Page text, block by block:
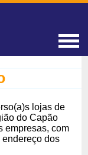
lojas de
do Capão
empresas, com
dos